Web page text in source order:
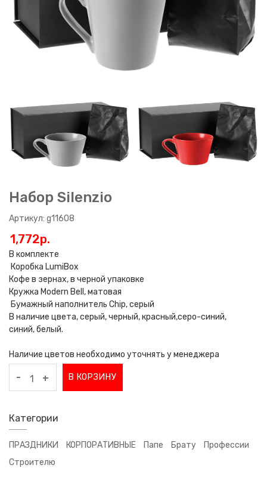
Набор Silenzio
Артикул: g11608
1,772p.
В комплекте
Коробка LumiBox
Кофе в зернах, в черной упаковке
Кружка Modern Bell, матовая
Бумажный наполнитель Chip, серый
В наличие цвета, серый, черный, красный,серо-синий,
синий, белый.
Наличие цветов необходимо уточнять у менеджера
- + В КОРЗИНУ
Категории
ПРАЗДНИКИ КОРПОРАТИВНЫЕ Папе Брату
Профессии
Строителю